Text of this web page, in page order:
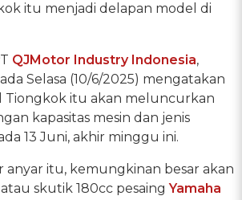
itu menjadi delapan model di
QJMotor Industry Indonesia,
Selasa (10/6/2025) mengatakan
Tiongkok itu akan meluncurkan
kapasitas mesin dan jenis
13 Juni, akhir minggu ini.
anyar itu, kemungkinan besar akan
skutik 180cc pesaingYamaha